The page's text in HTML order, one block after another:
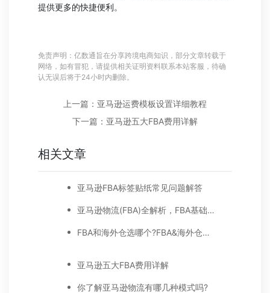
提供更多的快捷便利。
免责声明：亿数通旨在分享跨境电商知识，部分文章转载于
网络，如有冒犯，请提供相关证明资料联系本站客服，待确
认无误后将于24小时内删除。
上一篇：亚马逊运费模板设置详细教程
下一篇：亚马逊五大FBA费用详解
相关文章
亚马逊FBA标签贴纸常见问题解答
亚马逊物流(FBA)全解析，FBA基础知识都在这里
FBA和海外仓选哪个?FBA&海外仓区别在哪里?
亚马逊五大FBA费用详解
你了解亚马逊物流有哪几种模式吗?